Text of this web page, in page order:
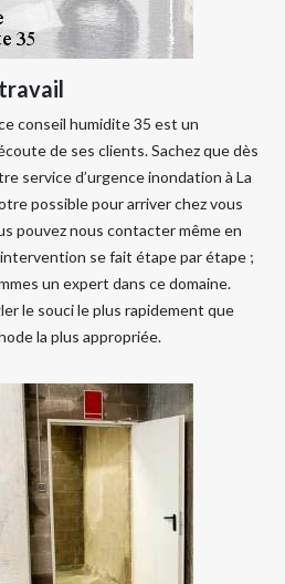
conseil humidite 35 est un
de ses clients. Sachez que dès
service d’urgence inondation à La
possible pour arriver chez vous
pouvez nous contacter même en
se fait étape par étape ;
un expert dans ce domaine.
le souci le plus rapidement que
la plus appropriée.